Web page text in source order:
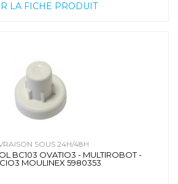
LA FICHE PRODUIT
SOUS 24H/48H
BC103 OVATIO3 - MULTIROBOT -
MOULINEX 5980353